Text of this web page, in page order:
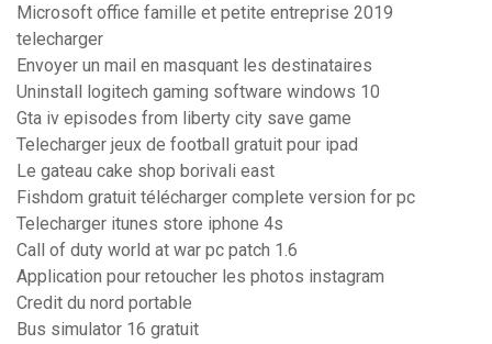
Microsoft office famille et petite entreprise 2019
telecharger
Envoyer un mail en masquant les destinataires
Uninstall logitech gaming software windows 10
Gta iv episodes from liberty city save game
Telecharger jeux de football gratuit pour ipad
Le gateau cake shop borivali east
Fishdom gratuit télécharger complete version for pc
Telecharger itunes store iphone 4s
Call of duty world at war pc patch 1.6
Application pour retoucher les photos instagram
Credit du nord portable
Bus simulator 16 gratuit